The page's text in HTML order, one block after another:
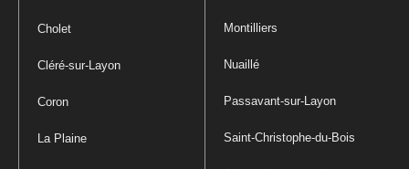
Cholet
Cléré-sur-Layon
Coron
La Plaine
Montilliers
Nuaillé
Passavant-sur-Layon
Saint-Christophe-du-Bois